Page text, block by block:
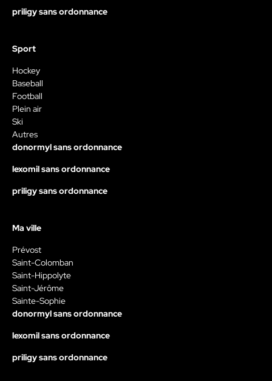
priligy sans ordonnance
Sport
Hockey
Baseball
Football
Plein air
Ski
Autres
donormyl sans ordonnance
lexomil sans ordonnance
priligy sans ordonnance
Ma ville
Prévost
Saint-Colomban
Saint-Hippolyte
Saint-Jérôme
Sainte-Sophie
donormyl sans ordonnance
lexomil sans ordonnance
priligy sans ordonnance